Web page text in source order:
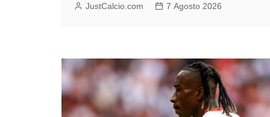
JustCalcio.com 7 Agosto 2026